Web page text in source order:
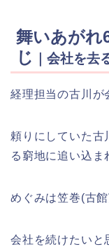
舞いあがれ
じ
｜会社を去
経理担当の古川が
頼りにしていた古
る窮地に追い込ま
めぐみは笠巻(古
会社を続けたいと